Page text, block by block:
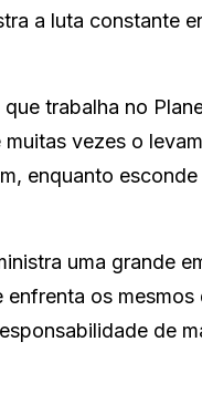
a luta constante
trabalha no
vezes o
enquanto
uma grande
enfrenta os
de